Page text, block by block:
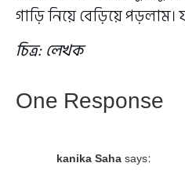
গাড়ি নিয়ে বেড়িয়ে পড়লাম।
চিত্র: লেখক
One Response
kanika Sahasays: